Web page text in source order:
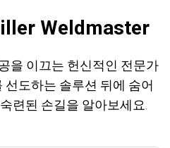
Weldmaster
을 이끄는 헌신적인 전문가
선도하는 솔루션 뒤에 숨어
련된 손길을 알아보세요.